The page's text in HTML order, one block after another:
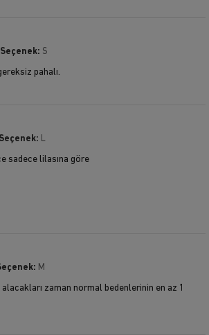
Seçenek: S
pahalı.
Seçenek: L
sadece lilasına göre
M
zaman normal bedenlerinin en az 1